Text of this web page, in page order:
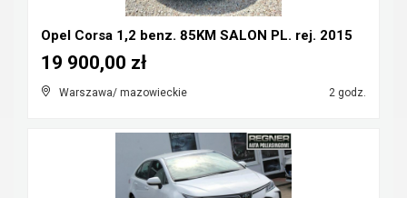
Opel Corsa 1,2 benz. 85KM SALON PL. rej. 2015
Warszawa/ mazowieckie 2 godz.
19 900,00 zł